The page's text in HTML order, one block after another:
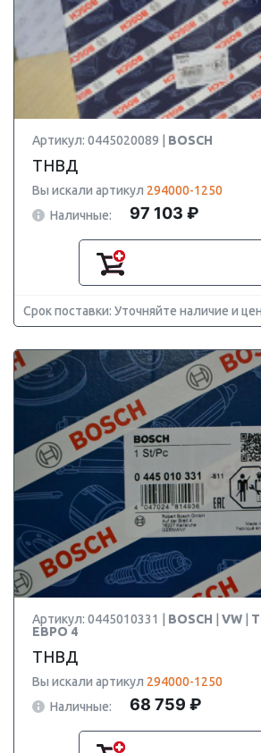
Артикул: 0445020089 | BOSCH
ТНВД
Вы искали артикул 294000-1250
Наличные:
97 103 ₽
Срок поставки: Уточняйте наличие и
Артикул: 0445010331 | BOSCH VW
ЕВРО 4
ТНВД
Вы искали артикул 294000-1250
Наличные:
68 759 ₽